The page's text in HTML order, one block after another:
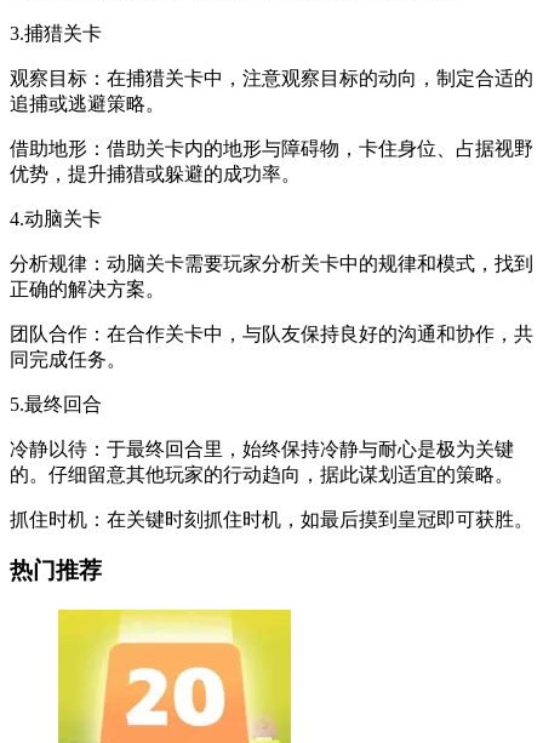
3.捕猎关卡
观察目标：在捕猎关卡中，注意观察目标的动向，制定合适的
追捕或逃避策略。
借助地形：借助关卡内的地形与障碍物，卡住身位、占据视野
优势，提升捕猎或躲避的成功率。
4.动脑关卡
分析规律：动脑关卡需要玩家分析关卡中的规律和模式，找到
正确的解决方案。
团队合作：在合作关卡中，与队友保持良好的沟通和协作，共
同完成任务。
5.最终回合
冷静以待：于最终回合里，始终保持冷静与耐心是极为关键
的。仔细留意其他玩家的行动趋向，据此谋划适宜的策略。
抓住时机：在关键时刻抓住时机，如最后摸到皇冠即可获胜。
热门推荐